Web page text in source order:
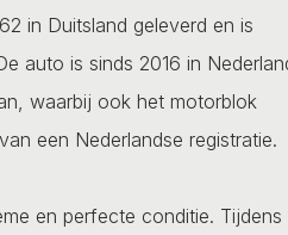
in Duitsland geleverd en is
auto is sinds 2016 in
waarbij ook het motorblok
een Nederlandse registratie.
en perfecte conditie. Tijdens